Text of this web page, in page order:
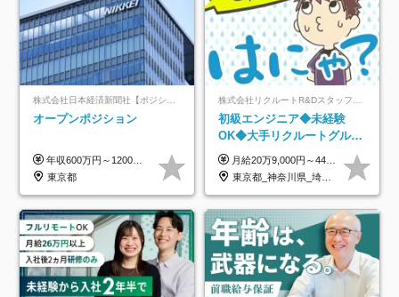
オープンポジション
年収600万円～1200万円 ※上記年収は、想定年収です。住居費補助、子手当などの各種手当を含む金額です。 ※経験・能力等を考慮の上、当社規定により決定します。
東京都
初級エンジニア◆未経験
OK◆大手リクルートグルー
プ正社員◆独自の教育体制
◆住宅手当制度あり/s
月給20万9,000円～44万円 ※試用期間6カ月あり（期間中の待遇に変更なし） ※経験・能力・前給を考慮の上、決定いたします ※時間外手当100％支給 ※派遣就業先が変更となる場合には、就業規則、労使協定等に基づき賃金が変更となる可能性があります
東京都_神奈川県_埼玉県_千葉県_大阪府_愛知県_青森県_岩手県_宮城県_秋田県_山形県_福島県_茨城県_栃木県_群馬県_山梨県_長野県_福井県_静岡県_岐阜県_三重県_兵庫県_京都府_滋賀県_奈良県_広島県_岡山県_山口県_香川県_福岡県_熊本県_佐賀県_長崎県_大分県_宮崎県_鹿児島県